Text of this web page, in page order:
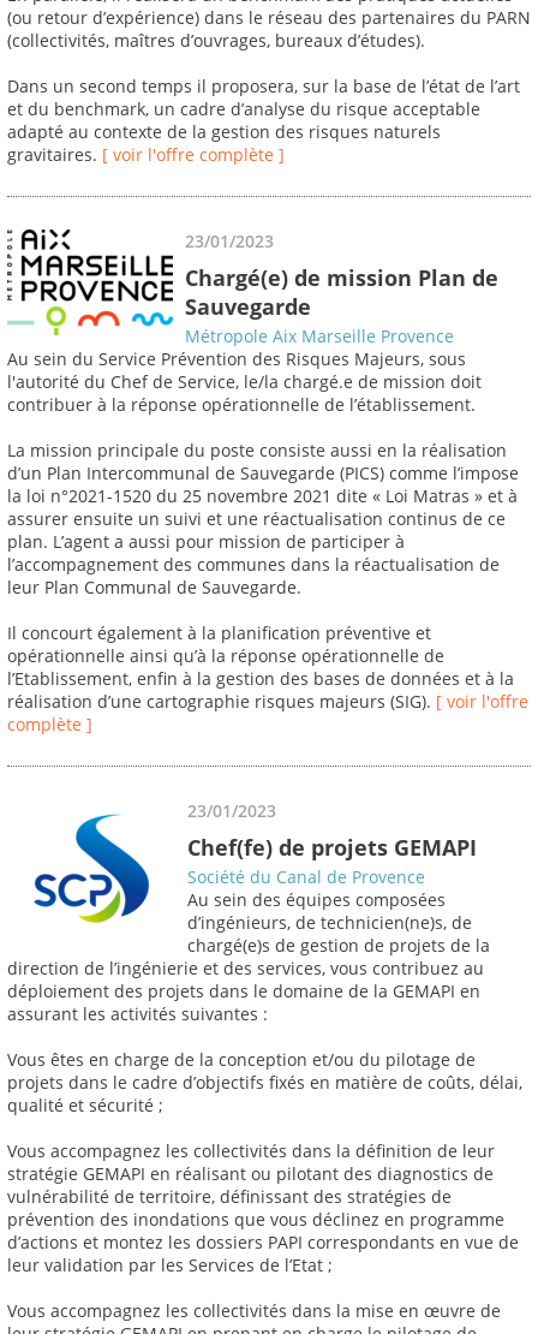
(ou retour d’expérience) dans le réseau des partenaires du PARN
(collectivités, maîtres d’ouvrages, bureaux d’études).
Dans un second temps il proposera, sur la base de l’état de l’art
et du benchmark, un cadre d’analyse du risque acceptable
adapté au contexte de la gestion des risques naturels
gravitaires. [ voir l'offre complète ]
23/01/2023
Chargé(e) de mission Plan de
Sauvegarde
Métropole Aix Marseille Provence
Au sein du Service Prévention des Risques Majeurs, sous
l'autorité du Chef de Service, le/la chargé.e de mission doit
contribuer à la réponse opérationnelle de l’établissement.
La mission principale du poste consiste aussi en la réalisation
d’un Plan Intercommunal de Sauvegarde (PICS) comme l’impose
la loi n°2021-1520 du 25 novembre 2021 dite « Loi Matras » et à
assurer ensuite un suivi et une réactualisation continus de ce
plan. L’agent a aussi pour mission de participer à
l’accompagnement des communes dans la réactualisation de
leur Plan Communal de Sauvegarde.
Il concourt également à la planification préventive et
opérationnelle ainsi qu’à la réponse opérationnelle de
l’Etablissement, enfin à la gestion des bases de données et à la
réalisation d’une cartographie risques majeurs (SIG). [ voir l'offre
complète ]
23/01/2023
Chef(fe) de projets GEMAPI
Société du Canal de Provence
Au sein des équipes composées
d’ingénieurs, de technicien(ne)s, de
chargé(e)s de gestion de projets de la
direction de l’ingénierie et des services, vous contribuez au
déploiement des projets dans le domaine de la GEMAPI en
assurant les activités suivantes :
Vous êtes en charge de la conception et/ou du pilotage de
projets dans le cadre d’objectifs fixés en matière de coûts, délai,
qualité et sécurité ;
Vous accompagnez les collectivités dans la définition de leur
stratégie GEMAPI en réalisant ou pilotant des diagnostics de
vulnérabilité de territoire, définissant des stratégies de
prévention des inondations que vous déclinez en programme
d’actions et montez les dossiers PAPI correspondants en vue de
leur validation par les Services de l’Etat ;
Vous accompagnez les collectivités dans la mise en œuvre de